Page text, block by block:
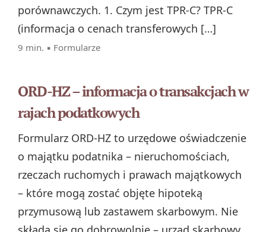
porównawczych. 1. Czym jest TPR‑C? TPR‑C
(informacja o cenach transferowych […]
9 min. ▪ Formularze
ORD-HZ – informacja o transakcjach w
rajach podatkowych
Formularz ORD‑HZ to urzędowe oświadczenie
o majątku podatnika – nieruchomościach,
rzeczach ruchomych i prawach majątkowych
– które mogą zostać objęte hipoteką
przymusową lub zastawem skarbowym. Nie